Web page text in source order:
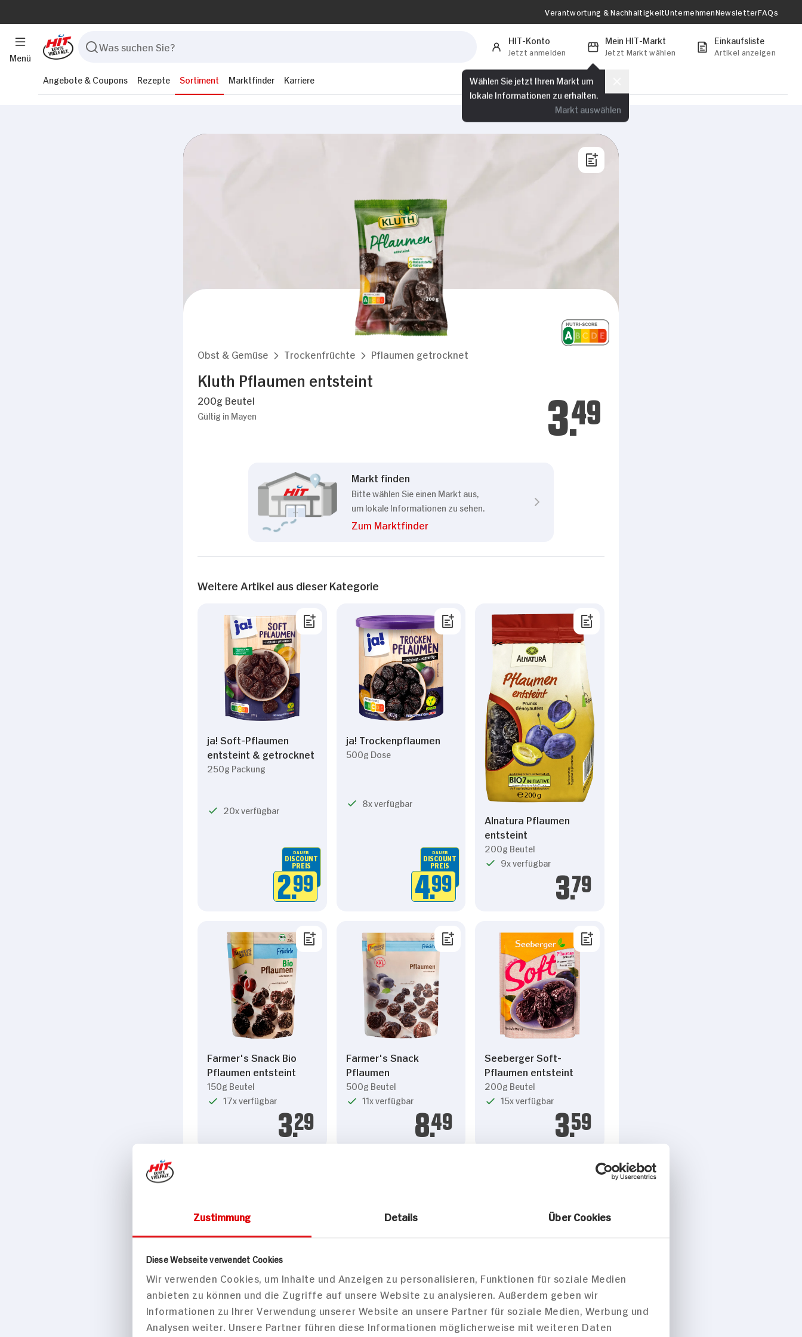
Zustimmung Details Über Cookies
Diese Webseite verwendet Cookies
Wir verwenden Cookies, um Inhalte und Anzeigen zu personalisieren, Funktionen für soziale Medien
anbieten zu können und die Zugriffe auf unsere Website zu analysieren. Außerdem geben wir
Informationen zu Ihrer Verwendung unserer Website an unsere Partner für soziale Medien, Werbung und
Analysen weiter. Unsere Partner führen diese Informationen möglicherweise mit weiteren Daten
Menü
Verantwortung & NachhaltigkeitUnternehmenNewsletterFAQs
HIT-Konto
Jetzt anmelden
Mein HIT-Markt
Jetzt Markt wählen
Wählen Sie jetzt Ihren Markt um
lokale Informationen zu erhalten.
Markt auswählen
Einkaufsliste
Artikel anzeigen
Angebote & Coupons Rezepte Sortiment Marktfinder Karriere
Obst & Gemüse Trockenfrüchte Pflaumen getrocknet
Kluth Pflaumen entsteint
200g Beutel
Gültig in Mayen 3.49
Markt finden
Bitte wählen Sie einen Markt aus,
um lokale Informationen zu sehen.
Zum Marktfinder
Weitere Artikel aus dieser Kategorie
ja! Soft-Pflaumen
entsteint & getrocknet
250g Packung
20x verfügbar
DAUER
DISCOUNT
PREIS
2.99
ja! Trockenpflaumen
500g Dose
8x verfügbar
DAUER
DISCOUNT
PREIS
4.99
Alnatura Pflaumen
entsteint
200g Beutel
9x verfügbar
3.79
Farmer's Snack Bio
Pflaumen entsteint
150g Beutel
17x verfügbar
3.29
Farmer's Snack
Pflaumen
500g Beutel
11x verfügbar
8.49
Seeberger Soft-
Pflaumen entsteint
200g Beutel
15x verfügbar
3.59
Seeberger Pflaumen
entsteint
200g Beutel
Seeberger Pflaumen
extra groß entsteint
500g Beutel
halbe Frucht
540g Glas
7x verfügbar